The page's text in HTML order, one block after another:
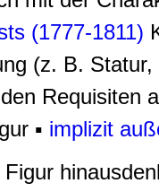
(1777-1811)
(z. B.
Requisiten
▪ implizit